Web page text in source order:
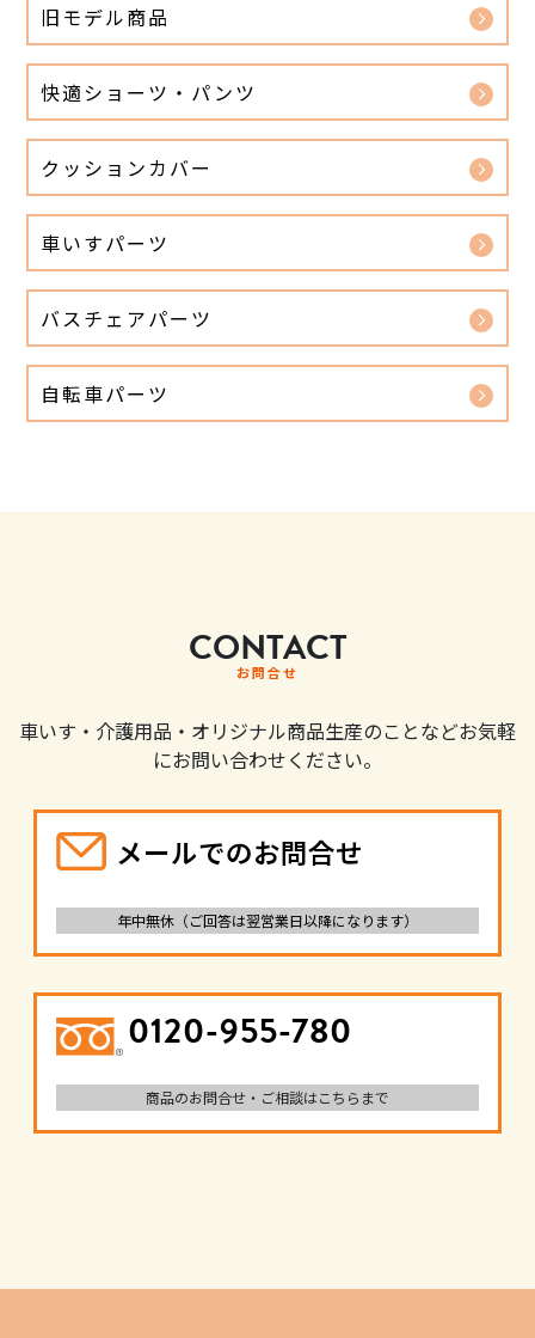
旧モデル商品
快適ショーツ・パンツ
クッションカバー
車いすパーツ
バスチェアパーツ
自転車パーツ
CONTACT
お問合せ
車いす・介護用品・オリジナル商品生産のことなどお気軽
にお問い合わせください。
メールでのお問合せ
年中無休（ご回答は翌営業日以降になります）
0120-955-780
商品のお問合せ・ご相談はこちらまで